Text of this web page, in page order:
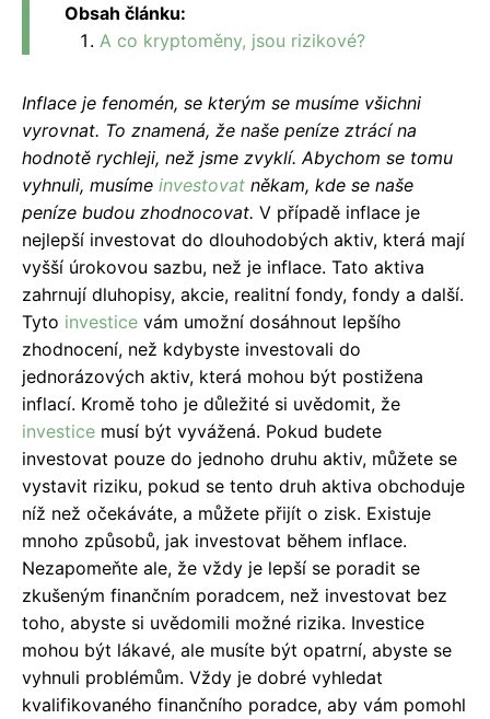
Obsah článku:
A co kryptoměny, jsou rizikové?
Inflace je fenomén, se kterým se musíme všichni
vyrovnat. To znamená, že naše peníze ztrácí na
hodnotě rychleji, než jsme zvyklí. Abychom se tomu
vyhnuli, musíme investovat někam, kde se naše
peníze budou zhodnocovat. V případě inflace je
nejlepší investovat do dlouhodobých aktiv, která mají
vyšší úrokovou sazbu, než je inflace. Tato aktiva
zahrnují dluhopisy, akcie, realitní fondy, fondy a další.
Tyto investice vám umožní dosáhnout lepšího
zhodnocení, než kdybyste investovali do
jednorázových aktiv, která mohou být postižena
inflací. Kromě toho je důležité si uvědomit, že
investice musí být vyvážená. Pokud budete
investovat pouze do jednoho druhu aktiv, můžete se
vystavit riziku, pokud se tento druh aktiva obchoduje
níž než očekáváte, a můžete přijít o zisk. Existuje
mnoho způsobů, jak investovat během inflace.
Nezapomeňte ale, že vždy je lepší se poradit se
zkušeným finančním poradcem, než investovat bez
toho, abyste si uvědomili možné rizika. Investice
mohou být lákavé, ale musíte být opatrní, abyste se
vyhnuli problémům. Vždy je dobré vyhledat
kvalifikovaného finančního poradce, aby vám pomohl